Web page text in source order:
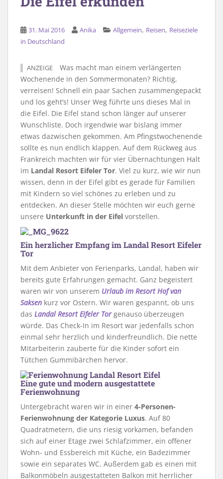
31. Mai 2016 Anika Allgemein, Reisen, Reiseziele
in Deutschland
ANZEIGE
Was macht man einem verlängerten
Wochenende in den Sommermonaten? Richtig,
verreisen! Schnell ein paar Sachen zusammengepackt
und los geht’s! Unser Weg führte uns dieses Mal in
die Eifel. Die Eifel stand schon länger auf unserer
Wunschliste. Doch irgendwie war bislang immer
etwas dazwischen gekommen. Am Pfingstwochenende
sollte es nun endlich klappen. Auf dem Rückweg aus
Frankreich machten wir für vier Übernachtungen Halt
im Landal Resort Eifeler Tor. Viel zu kurz, wie wir nun
wissen, denn in der Eifel gibt es gerade für Familien
mit Kindern so viel schönes zu erleben und zu
entdecken. An dieser Stelle möchten wir euch gerne
unsere Unterkunft in der Eifel vorstellen.
Ein herzlicher Empfang im Landal Resort Eifeler
Tor
Mit dem Anbieter von Ferienparks, Landal, haben wir
bereits gute Erfahrungen gemacht. Ganz begeistert
waren wir von unserem Urlaub im Resort Hof van
Saksen kurz vor Ostern. Wir waren gespannt, ob uns
das Landal Resort Eifeler Torgenauso überzeugen
würde. Das Check-In im Resort war jedenfalls schon
einmal sehr herzlich und kinderfreundlich. Die nette
Mitarbeiterin zauberte für die Kinder sofort ein
Tütchen Gummibärchen hervor.
Eine gute und modern ausgestattete
Ferienwohnung
Untergebracht waren wir in einer 4-Personen-
Ferienwohnung der Kategorie Luxus. Auf 80
Quadratmetern, die uns riesig vorkamen, befanden
sich auf einer Etage zwei Schlafzimmer, ein offener
Wohn- und Essbereich mit Küche, ein Badezimmer
sowie ein separates WC. Außerdem gab es einen mit
Balkonmöbeln ausgestatteten Balkon mit herrlicher